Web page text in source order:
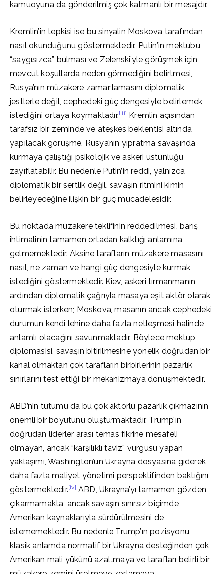
kamuoyuna da gönderilmiş çok katmanlı bir mesajdır.
Kremlin’in tepkisi ise bu sinyalin Moskova tarafından
nasıl okunduğunu göstermektedir. Putin’in mektubu
“saygısızca” bulması ve Zelenski’yle görüşmek için
mevcut koşullarda neden görmediğini belirtmesi,
Rusya’nın müzakere zamanlamasını diplomatik
jestlerle değil, cephedeki güç dengesiyle belirlemek
istediğini ortaya koymaktadır.[iii] Kremlin açısından
tarafsız bir zeminde ve ateşkes beklentisi altında
yapılacak görüşme, Rusya’nın yıpratma savaşında
kurmaya çalıştığı psikolojik ve askeri üstünlüğü
zayıflatabilir. Bu nedenle Putin’in reddi, yalnızca
diplomatik bir sertlik değil, savaşın ritmini kimin
belirleyeceğine ilişkin bir güç mücadelesidir.
Bu noktada müzakere teklifinin reddedilmesi, barış
ihtimalinin tamamen ortadan kalktığı anlamına
gelmemektedir. Aksine tarafların müzakere masasını
nasıl, ne zaman ve hangi güç dengesiyle kurmak
istediğini göstermektedir. Kiev, askeri tırmanmanın
ardından diplomatik çağrıyla masaya eşit aktör olarak
oturmak isterken; Moskova, masanın ancak cephedeki
durumun kendi lehine daha fazla netleşmesi halinde
anlamlı olacağını savunmaktadır. Böylece mektup
diplomasisi, savaşın bitirilmesine yönelik doğrudan bir
kanal olmaktan çok tarafların birbirlerinin pazarlık
sınırlarını test ettiği bir mekanizmaya dönüşmektedir.
ABD’nin tutumu da bu çok aktörlü pazarlık çıkmazının
önemli bir boyutunu oluşturmaktadır. Trump’ın
doğrudan liderler arası temas fikrine mesafeli
olmayan, ancak “karşılıklı taviz” vurgusu yapan
yaklaşımı, Washington’un Ukrayna dosyasına giderek
daha fazla maliyet yönetimi perspektifinden baktığını
göstermektedir.[iv] ABD, Ukrayna’yı tamamen gözden
çıkarmamakta, ancak savaşın sınırsız biçimde
Amerikan kaynaklarıyla sürdürülmesini de
istememektedir. Bu nedenle Trump’ın pozisyonu,
klasik anlamda normatif bir Ukrayna desteğinden çok
Amerikan mali yükünü azaltmaya ve tarafları belirli bir